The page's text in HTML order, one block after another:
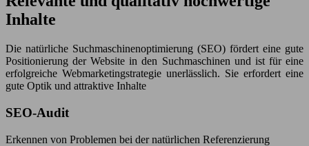
Inhalte
Die natürliche Suchmaschinenoptimierung (SEO) fördert eine gute
Positionierung der Website in den Suchmaschinen und ist für eine
erfolgreiche Webmarketingstrategie unerlässlich. Sie erfordert eine
gute Optik und attraktive Inhalte
SEO-Audit
Erkennen von Problemen bei der natürlichen Referenzierung